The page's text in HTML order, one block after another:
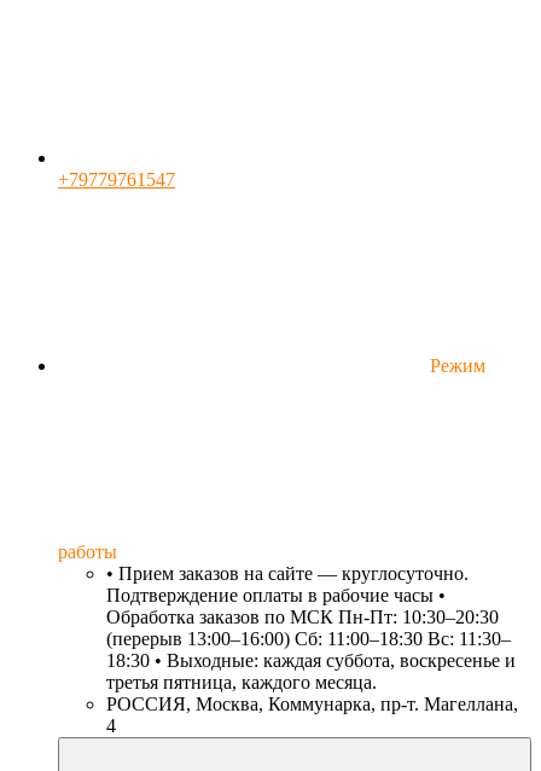
+79779761547
Режим
работы
• Прием заказов на сайте — круглосуточно.
Подтверждение оплаты в рабочие часы •
Обработка заказов по МСК Пн-Пт: 10:30–20:30
(перерыв 13:00–16:00) Сб: 11:00–18:30 Вс: 11:30–
18:30 • Выходные: каждая суббота, воскресенье и
третья пятница, каждого месяца.
РОССИЯ, Москва, Коммунарка, пр-т. Магеллана,
4